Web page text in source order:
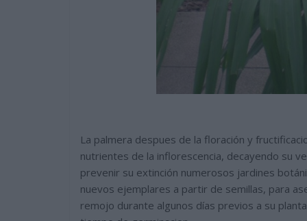
La palmera despues de la floración y
nutrientes de la inflorescencia, decayendo su
prevenir su extinción numerosos jardines
nuevos ejemplares a partir de semillas, para
remojo durante algunos días previos a su